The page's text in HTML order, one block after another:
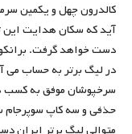
کالدرون چهل و یکمین
آید که سکان هدایت این
دست خواهد گرفت.
در لیگ برتر به حساب
سرخپوشان موفق به کسب
حذفی و سه کاپ سوپرجام